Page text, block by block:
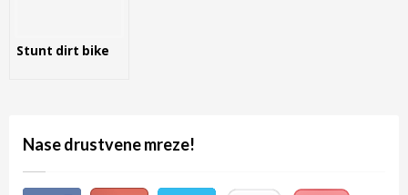
Stunt dirt bike
Nase drustvene mreze!